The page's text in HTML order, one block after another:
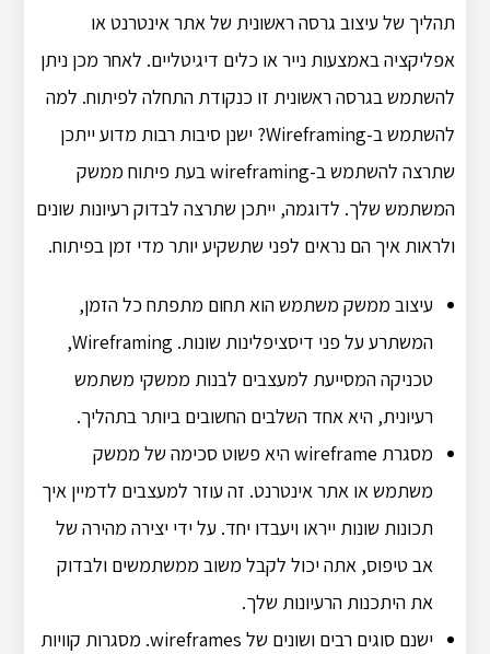
תהליך של עיצוב גרסה ראשונית של אתר אינטרנט או
אפליקציה באמצעות נייר או כלים דיגיטליים. לאחר מכן ניתן
להשתמש בגרסה ראשונית זו כנקודת התחלה לפיתוח. למה
להשתמש ב-Wireframing? ישנן סיבות רבות מדוע ייתכן
שתרצה להשתמש ב-wireframing בעת פיתוח ממשק
המשתמש שלך. לדוגמה, ייתכן שתרצה לבדוק רעיונות שונים
ולראות איך הם נראים לפני שתשקיע יותר מדי זמן בפיתוח.
עיצוב ממשק משתמש הוא תחום מתפתח כל הזמן,
המשתרע על פני דיסציפלינות שונות. Wireframing,
טכניקה המסייעת למעצבים לבנות ממשקי משתמש
רעיונית, היא אחד השלבים החשובים ביותר בתהליך.
מסגרת wireframe היא פשוט סכימה של ממשק
משתמש או אתר אינטרנט. זה עוזר למעצבים לדמיין איך
תכונות שונות ייראו ויעבדו יחד. על ידי יצירה מהירה של
אב טיפוס, אתה יכול לקבל משוב ממשתמשים ולבדוק
את היתכנות הרעיונות שלך.
ישנם סוגים רבים ושונים של wireframes. מסגרות קוויות